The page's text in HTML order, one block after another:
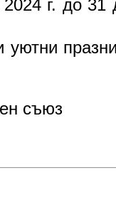
г. до 31
съюз